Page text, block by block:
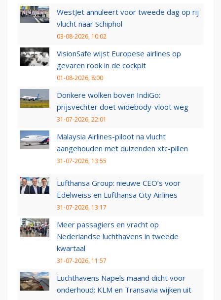
WestJet annuleert voor tweede dag op rij
vlucht naar Schiphol
03-08-2026, 10:02
VisionSafe wijst Europese airlines op
gevaren rook in de cockpit
01-08-2026, 8:00
Donkere wolken boven IndiGo:
prijsvechter doet widebody-vloot weg
31-07-2026, 22:01
Malaysia Airlines-piloot na vlucht
aangehouden met duizenden xtc-pillen
31-07-2026, 13:55
Lufthansa Group: nieuwe CEO’s voor
Edelweiss en Lufthansa City Airlines
31-07-2026, 13:17
Meer passagiers en vracht op
Nederlandse luchthavens in tweede
kwartaal
31-07-2026, 11:57
Luchthavens Napels maand dicht voor
onderhoud: KLM en Transavia wijken uit